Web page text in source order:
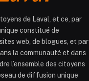
de Laval, et ce, par
constitué de
web, de blogues, et par
la communauté et dans
l’ensemble des citoyens
de diffusion unique